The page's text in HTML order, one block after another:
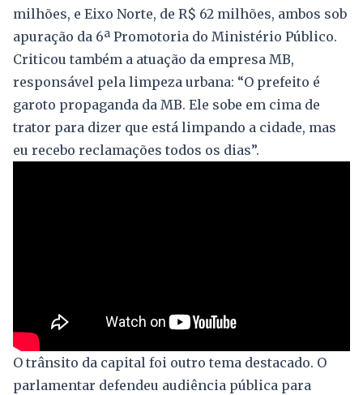
milhões, e Eixo Norte, de R$ 62 milhões, ambos sob
apuração da 6ª Promotoria do Ministério Público.
Criticou também a atuação da empresa MB,
responsável pela limpeza urbana: “O prefeito é
garoto propaganda da MB. Ele sobe em cima de
trator para dizer que está limpando a cidade, mas
eu recebo reclamações todos os dias”.
O trânsito da capital foi outro tema destacado. O
parlamentar defendeu audiência pública para